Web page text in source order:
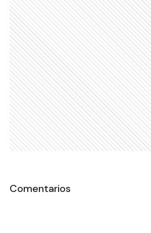
Comentarios